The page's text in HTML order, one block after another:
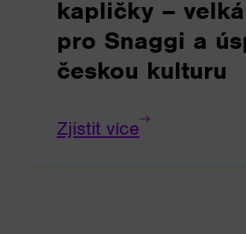
kapličky –
pro Snaggi a
českou kulturu
Zjistit více